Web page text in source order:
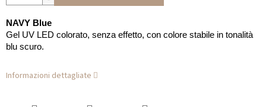
NAVY Blue
Gel UV LED colorato, senza effetto, con colore stabile in tonalità
blu scuro.
Informazioni dettagliate